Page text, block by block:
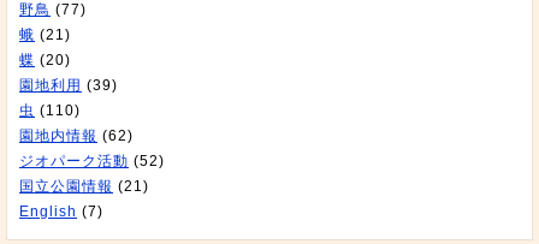
野鳥 (77)
蛾 (21)
蝶 (20)
園地利用 (39)
虫 (110)
園地内情報 (62)
ジオパーク活動 (52)
国立公園情報 (21)
English (7)